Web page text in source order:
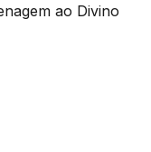
ao Divino